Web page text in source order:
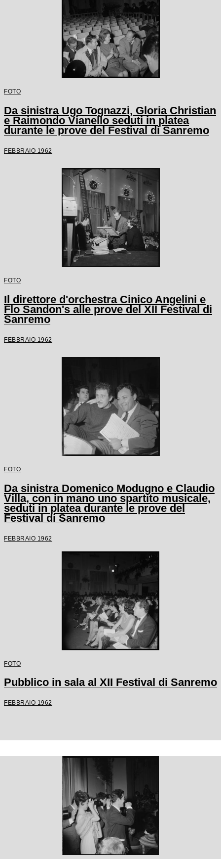
FOTO
Da sinistra Ugo Tognazzi, Gloria Christian
e Raimondo Vianello seduti in platea
durante le prove del Festival di Sanremo
FEBBRAIO 1962
FOTO
Il direttore d'orchestra Cinico Angelini e
Flo Sandon's alle prove del XII Festival di
Sanremo
FEBBRAIO 1962
FOTO
Da sinistra Domenico Modugno e Claudio
Villa, con in mano uno spartito musicale,
seduti in platea durante le prove del
Festival di Sanremo
FEBBRAIO 1962
FOTO
Pubblico in sala al XII Festival di Sanremo
FEBBRAIO 1962